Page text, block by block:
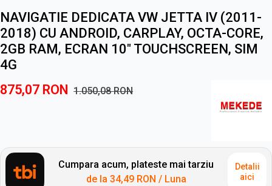
NAVIGATIE DEDICATA VW JETTA IV (2011-
2018) CU ANDROID, CARPLAY, OCTA-CORE,
2GB RAM, ECRAN 10" TOUCHSCREEN, SIM
4G
875,07 RON 1.050,08RON
Cumpara acum, plateste mai tarziu
de la 34,49 RON / Luna
Detalii
aici